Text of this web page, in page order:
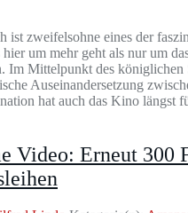
ist zweifelsohne eines der
um mehr geht als nur um
Im Mittelpunkt des königlichen
Auseinandersetzung
hat auch das Kino längst
Video: Erneut 300